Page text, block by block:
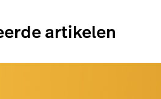
artikelen